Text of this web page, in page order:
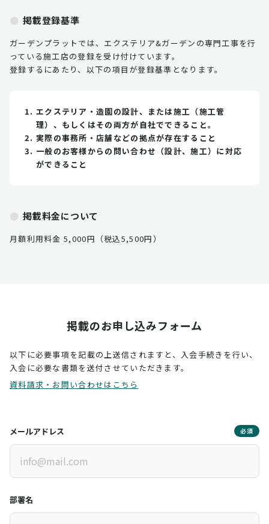
掲載登録基準
ガーデンプラットでは、エクステリア&ガーデンの専門工事を行
っている施工店の登録を受け付けています。
登録するにあたり、以下の項目が登録基準となります。
エクステリア・造園の設計、または施工（施工管
理）、もしくはその両方が自社でできること。
実際の事務所・店舗などの拠点が存在すること
一般のお客様からの問い合わせ（設計、施工）に対応
ができること
掲載料金について
月額利用料金 5,000円（税込5,500円）
掲載のお申し込みフォーム
以下に必要事項を記載の上送信されますと、入会手続きを行い、
入会に必要な書類を送付させていただきます。
資料請求・お問い合わせはこちら
メールアドレス 必須
部署名